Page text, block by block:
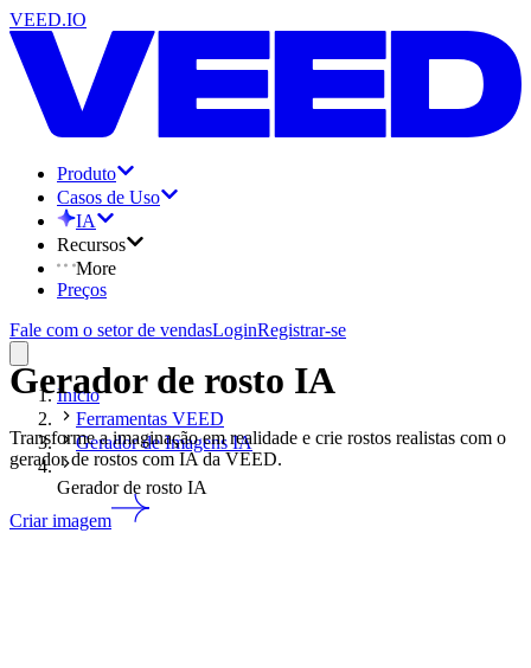
VEED.IO
Produto
Casos de Uso
IA
Recursos
More
Preços
Fale com o setor de vendasLoginRegistrar-se
Início
Ferramentas VEED
Gerador de Imagens IA
Gerador de rosto IA
Gerador de rosto IA
Transforme a imaginação em realidade e crie rostos realistas com o
gerador de rostos com IA da VEED.
Criar imagem